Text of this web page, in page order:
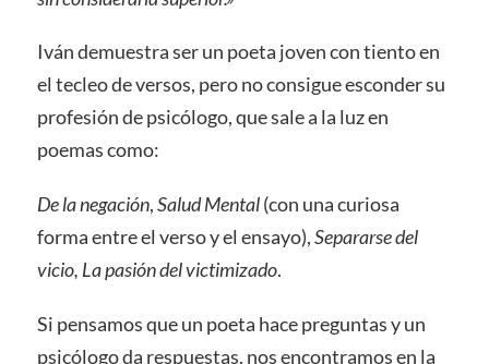
Iván demuestra ser un poeta joven con tiento en
el tecleo de versos, pero no consigue esconder su
profesión de psicólogo, que sale a la luz en
poemas como:
De la negación,Salud Mental(con una curiosa
forma entre el verso y el ensayo),Separarse del
vicio, La pasión del victimizado.
Si pensamos que un poeta hace preguntas y un
psicólogo da respuestas, nos encontramos en la